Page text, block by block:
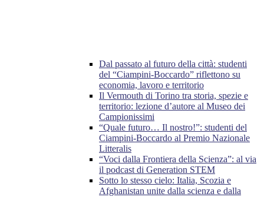
Dal passato al futuro della città: studenti
del “Ciampini-Boccardo” riflettono su
economia, lavoro e territorio
Il Vermouth di Torino tra storia, spezie e
territorio: lezione d’autore al Museo dei
Campionissimi
“Quale futuro… Il nostro!”: studenti del
Ciampini-Boccardo al Premio Nazionale
Litteralis
“Voci dalla Frontiera della Scienza”: al via
il podcast di Generation STEM
Sotto lo stesso cielo: Italia, Scozia e
Afghanistan unite dalla scienza e dalla